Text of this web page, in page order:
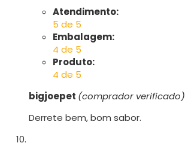
Atendimento:
5 de 5
Embalagem:
4 de 5
Produto:
4 de 5
bigjoepet (comprador verificado)
Derrete bem, bom sabor.